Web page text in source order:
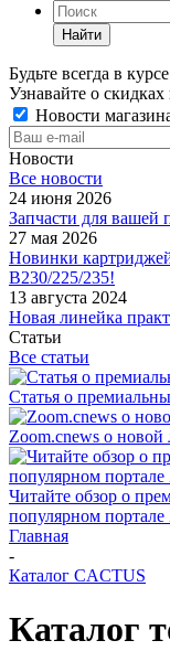
Найти
Будьте всегда в
Узнавайте о
Новости
Новости
Все новости
24 июня 2026
Запчасти для вашей
27 мая 2026
Новинки
B230/225/235!
13 августа 2024
Новая линейка
Статьи
Все статьи
Статья о
Zoom.cnews о новой
Читайте обзор о
популярном
Главная
-
Каталог CACTUS
Каталог